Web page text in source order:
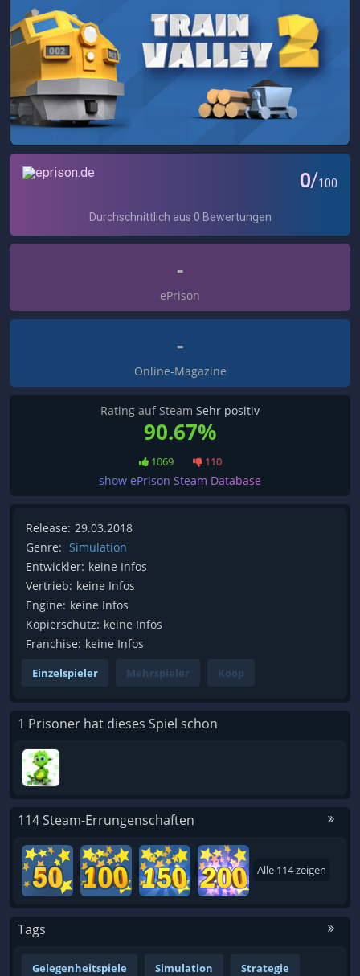
Den Review Key habe ich durch die GGC Community
kostenlos erhalten.
Code
Hat euch das Review gefallen oder geholfen? Wenn ja, dann folgt
Review mitteilen wollt dann schreibt es gerne in die Kommentare.
MfG ~Amonski
-
ePrison
-
Online-Magazine
Rating auf Steam Sehr positiv
90.67%
1069 110
show ePrison Steam Database
Release: 29.03.2018
Genre: Simulation
Entwickler: keine Infos
Vertrieb: keine Infos
Engine: keine Infos
Kopierschutz: keine Infos
Franchise: keine Infos
Einzelspieler Mehrspieler Koop
1 Prisoner hat dieses Spiel schon
114 Steam-Errungenschaften
Alle 114 zeigen
Tags
Gelegenheitspiele Simulation Strategie